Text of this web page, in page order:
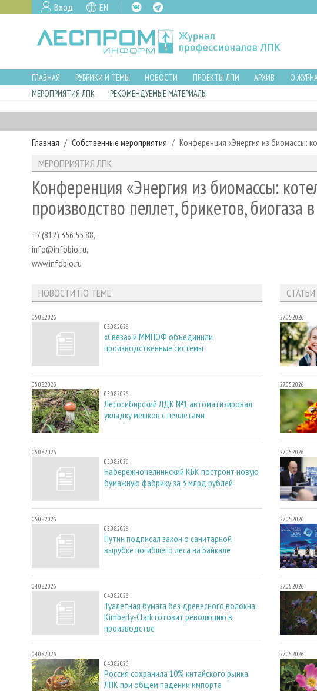
Вход EN
ГЛАВНАЯ РУБРИКИ И ТЕМЫ НОВОСТИ ПРОЕКТЫ ЛПИ АРХИВ О
МЕРОПРИЯТИЯ ЛПК
РЕКОМЕНДУЕМЫЕ МАТЕРИАЛЫ
Главная Собственные мероприятия Конференция «Энергия из биомассы:
МЕРОПРИЯТИЯ ЛПК
Конференция «Энергия из биомассы:
производство пеллет, брикетов, биогаза
+7 (812) 356 55 88,
info@infobio.ru,
www.infobio.ru
НОВОСТИ ПО ТЕМЕ
05.08.2026
05.08.2026
«Свеза» и ММПОФ объединили
производственные системы
05.08.2026
05.08.2026
Лесосибирский ЛДК №1 автоматизировал
укладку мешков с пеллетами
05.08.2026
05.08.2026
Набережночелнинский КБК построит новую
бумажную фабрику за 3 млрд рублей
05.08.2026
05.08.2026
Путин подписал закон о санитарной
вырубке погибшего леса на Байкале
04.08.2026
04.08.2026
Туалетная бумага без древесного волокна:
Kimberly-Clark готовит революцию в
производстве
04.08.2026
04.08.2026
Россия сохранила 10% китайского рынка
ЛПК при общем падении импорта
27.05.2026
27.05.2026
27.05.2026
27.05.2026
27.05.2026
27.05.2026